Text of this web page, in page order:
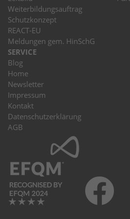
Weiterbildungsauftrag
Schutzkonzept
REACT-EU
Meldungen gem. HinSchG
SERVICE
Blog
Home
Newsletter
Impressum
Kontakt
Datenschutzerklärung
AGB
stammen, und die
Form.
Name _dc_gtm_UA-
Anbieter
Laufzeit
Zweck
nach Alter,
Google Tag
Anzeigenplatzierung